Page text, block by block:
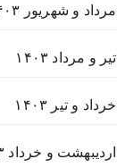
مرداد و شهریور ۱۴۰۳
تیر و مرداد ۱۴۰۳
خرداد و تیر ۱۴۰۳
اردیبهشت و خرداد ۱۴۰۳